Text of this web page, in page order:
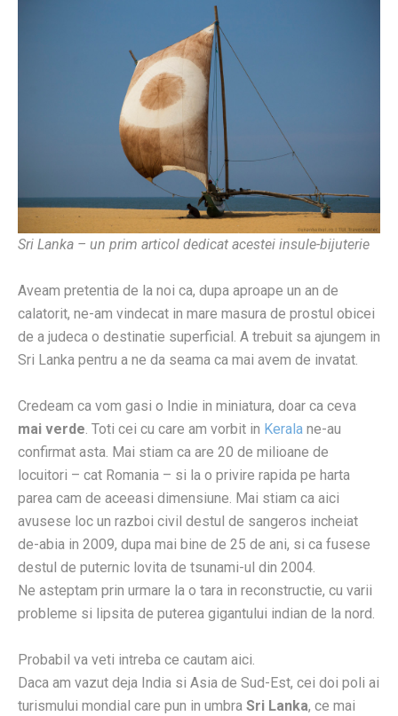
Sri Lanka – un prim articol dedicat acestei insule-bijuterie
Aveam pretentia de la noi ca, dupa aproape un an de
calatorit, ne-am vindecat in mare masura de prostul obicei
de a judeca o destinatie superficial. A trebuit sa ajungem in
Sri Lanka pentru a ne da seama ca mai avem de invatat.
Credeam ca vom gasi o Indie in miniatura, doar ca ceva
mai verde. Toti cei cu care am vorbit in Kerala ne-au
confirmat asta. Mai stiam ca are 20 de milioane de
locuitori – cat Romania – si la o privire rapida pe harta
parea cam de aceeasi dimensiune. Mai stiam ca aici
avusese loc un razboi civil destul de sangeros incheiat
de-abia in 2009, dupa mai bine de 25 de ani, si ca fusese
destul de puternic lovita de tsunami-ul din 2004.
Ne asteptam prin urmare la o tara in reconstructie, cu varii
probleme si lipsita de puterea gigantului indian de la nord.
Probabil va veti intreba ce cautam aici.
Daca am vazut deja India si Asia de Sud-Est, cei doi poli ai
turismului mondial care pun in umbra Sri Lanka, ce mai